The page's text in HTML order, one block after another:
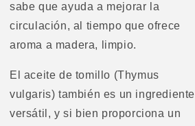
sabe que ayuda a mejorar la
circulación, al tiempo que ofrece
aroma a madera, limpio.
El aceite de tomillo (Thymus
vulgaris) también es un ingrediente
versátil, y si bien proporciona un